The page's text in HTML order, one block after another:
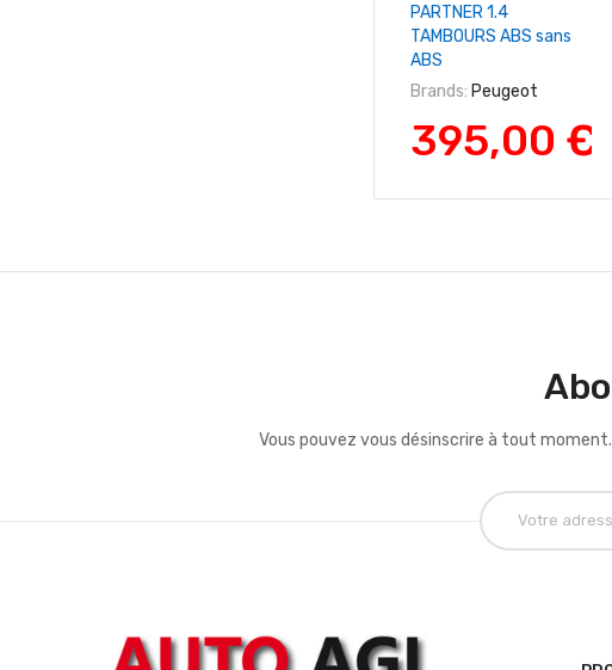
PARTNER 1.4
TAMBOURS ABS sans
ABS
Brands: Peugeot
395,00 €
Vous pouvez vous désinscrire à tout